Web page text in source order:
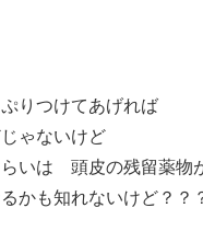
りつけてあげれば
ゃないけど
らいは 頭皮の残留薬物
かも知れないけど？？